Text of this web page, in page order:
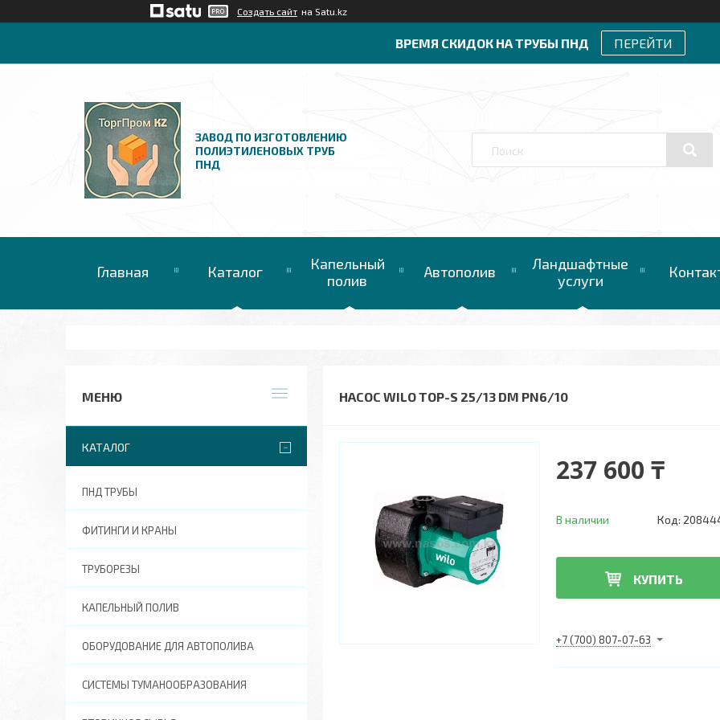
Создать сайт на Satu.kz
ВРЕМЯ СКИДОК НА ТРУБЫ ПНД ПЕРЕЙТИ
ЗАВОД ПО ИЗГОТОВЛЕНИЮ
ПОЛИЭТИЛЕНОВЫХ ТРУБ
ПНД
Главная Каталог
Капельный
полив
Автополив
Ландшафтные
услуги
НАСОС WILO TOP-S 25/13 DM PN6/10
237 600 ₸
В наличии Код:
КУПИТЬ
+7 (700) 807-07-63
КАТАЛОГ
ПНД ТРУБЫ
ФИТИНГИ И КРАНЫ
ТРУБОРЕЗЫ
КАПЕЛЬНЫЙ ПОЛИВ
ОБОРУДОВАНИЕ ДЛЯ АВТОПОЛИВА
СИСТЕМЫ ТУМАНООБРАЗОВАНИЯ